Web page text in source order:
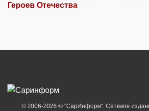
Героев Отечества
© 2006-2026 © "СарИнформ". Сетевое